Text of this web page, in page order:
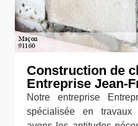
Construction de
Entreprise Jean-
Notre entreprise
spécialisée en